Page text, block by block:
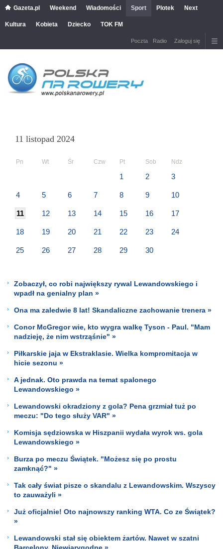
Gazeta.pl Weekend Wiadomości Sport Plotek Next
Kultura Kobieta Dziecko TOK FM
Poczta Radio Zaloguj się
11 listopad 2024
Pn Wt Śr Czw Pt Sob Ndz
1 2 3
4 5 6 7 8 9 10
11 12 13 14 15 16 17
18 19 20 21 22 23 24
25 26 27 28 29 30
Zobaczył, co robi największy rywal Lewandowskiego i
wpadł na genialny plan »
Ona ma zaledwie 8 lat! Skandaliczne zachowanie trenera »
Conor McGregor wie, kto wygra walkę Tyson - Paul. "Mam
nadzieję, że nim wstrząśnie" »
Piłkarskie jaja w Ekstraklasie. Wielka kompromitacja w
hicie sezonu »
A jednak. Oto prawda na temat spalonego
Lewandowskiego »
Lewandowski okradziony z gola? Pena grzmiał tuż po
meczu: "Do tego służy VAR" »
Komisja sędziowska w Hiszpanii wydała wyrok ws. gola
Lewandowskiego »
Burza po meczu Świątek. "Możesz się po prostu
zamknąć?" »
Tak cały świat pisze o skandalu z Lewandowskim. Wszyscy
to zauważyli »
Już oficjalnie! Oto najnowszy ranking WTA. Co ze Świątek?
»
Lewandowski stał się obiektem żartów. Nawet w szatni
Barcelony. Niewiarygodne »